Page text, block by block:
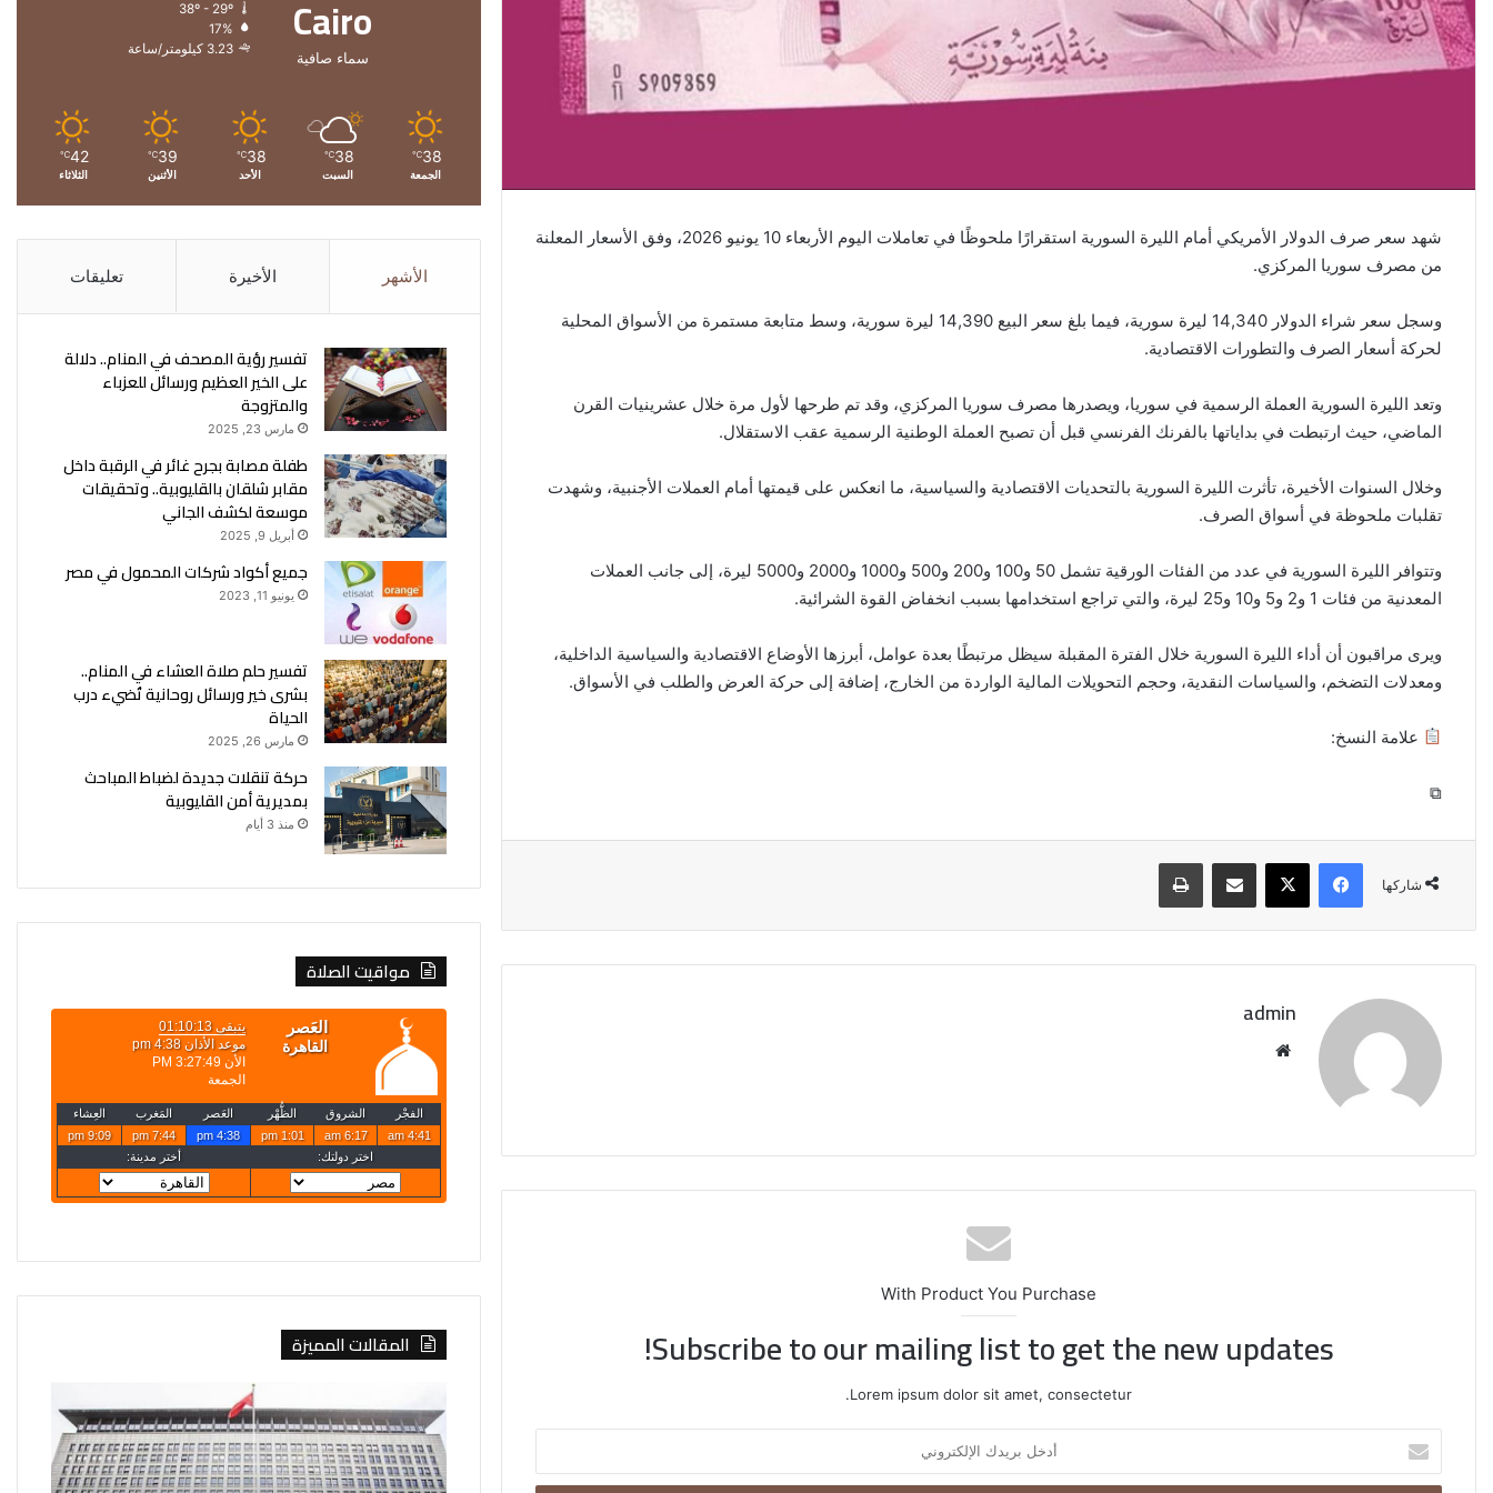
شهد سعر صرف الدولار الأمريكي أمام الليرة السورية استقرارًا ملحوظًا في تعاملات اليوم الأربعاء 10 يونيو 2026، وفق الأسعار المعلنة
من مصرف سوريا المركزي.
وسجل سعر شراء الدولار 14,340 ليرة سورية، فيما بلغ سعر البيع 14,390 ليرة سورية، وسط متابعة مستمرة من الأسواق المحلية
لحركة أسعار الصرف والتطورات الاقتصادية.
وتعد الليرة السورية العملة الرسمية في سوريا، ويصدرها مصرف سوريا المركزي، وقد تم طرحها لأول مرة خلال عشرينيات القرن
الماضي، حيث ارتبطت في بداياتها بالفرنك الفرنسي قبل أن تصبح العملة الوطنية الرسمية عقب الاستقلال.
وخلال السنوات الأخيرة، تأثرت الليرة السورية بالتحديات الاقتصادية والسياسية، ما انعكس على قيمتها أمام العملات الأجنبية، وشهدت
تقلبات ملحوظة في أسواق الصرف.
وتتوافر الليرة السورية في عدد من الفئات الورقية تشمل 50 و100 و200 و500 و1000 و2000 و5000 ليرة، إلى جانب العملات
المعدنية من فئات 1 و2 و5 و10 و25 ليرة، والتي تراجع استخدامها بسبب انخفاض القوة الشرائية.
ويرى مراقبون أن أداء الليرة السورية خلال الفترة المقبلة سيظل مرتبطًا بعدة عوامل، أبرزها الأوضاع الاقتصادية والسياسية الداخلية،
ومعدلات التضخم، والسياسات النقدية، وحجم التحويلات المالية الواردة من الخارج، إضافة إلى حركة العرض والطلب في الأسواق.
علامة النسخ:
⧉
شاركها
فيسبوك ‫X مشاركة عبر البريد طباعة
admin
With Product You Purchase
Subscribe to our mailing list to get the new updates!
Lorem ipsum dolor sit amet, consectetur.
بريدك
الإلكتروني
Cairo
سماء صافية
38º - 29º
17%
3.23 كيلومتر/ساعة
38
℃
الجمعة
38
℃
السبت
38
℃
الأحد
39
℃
الأثنين
42
℃
الثلاثاء
الأشهر الأخيرة تعليقات
تفسير رؤية المصحف في المنام.. دلالة
على الخير العظيم ورسائل للعزباء
والمتزوجة
مارس 23, 2025
طفلة مصابة بجرح غائر في الرقبة داخل
مقابر شلقان بالقليوبية.. وتحقيقات
موسعة لكشف الجاني
أبريل 9, 2025
جميع أكواد شركات المحمول في مصر
يونيو 11, 2023
تفسير حلم صلاة العشاء في المنام..
بشرى خير ورسائل روحانية تُضيء درب
الحياة
مارس 26, 2025
حركة تنقلات جديدة لضباط المباحث
بمديرية أمن القليوبية
منذ 3 أيام
مواقيت الصلاة
المقالات المميزة
واشنطن
دولي
تفرض
إجراءات
مضادة
على
4
سفن